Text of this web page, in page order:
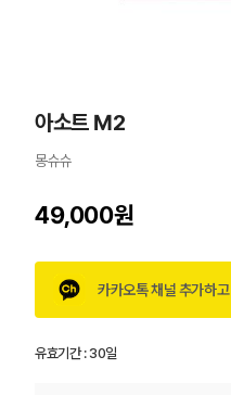
아소트 M2
몽슈슈
49,000원
카카오톡 채널 추가하고
유효기간 :30일